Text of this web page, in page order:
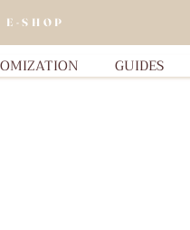
E-SHOP
GUIDES